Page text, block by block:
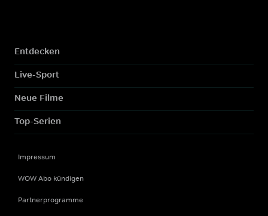
Entdecken
Live-Sport
Neue Filme
Top-Serien
Impressum
WOW Abo kündigen
Partnerprogramme